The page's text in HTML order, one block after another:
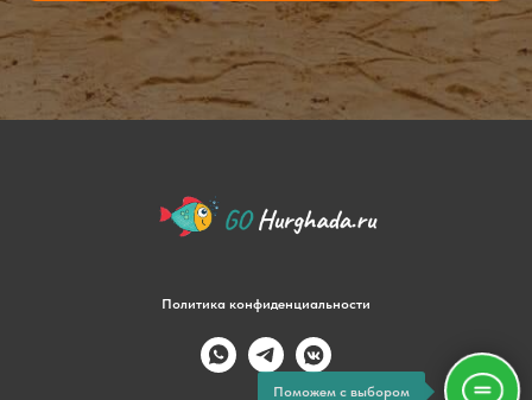
Поможем с выбором
Политика конфиденциальности